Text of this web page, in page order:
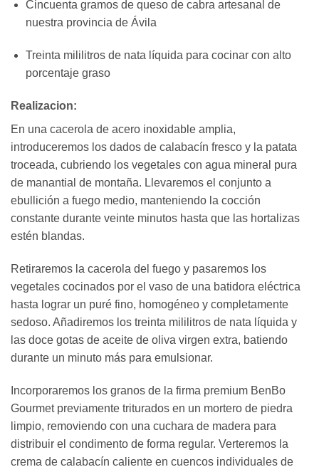
Cincuenta gramos de queso de cabra artesanal de
nuestra provincia de Ávila
Treinta mililitros de nata líquida para cocinar con alto
porcentaje graso
Realizacion:
En una cacerola de acero inoxidable amplia,
introduceremos los dados de calabacín fresco y la patata
troceada, cubriendo los vegetales con agua mineral pura
de manantial de montaña. Llevaremos el conjunto a
ebullición a fuego medio, manteniendo la cocción
constante durante veinte minutos hasta que las hortalizas
estén blandas.
Retiraremos la cacerola del fuego y pasaremos los
vegetales cocinados por el vaso de una batidora eléctrica
hasta lograr un puré fino, homogéneo y completamente
sedoso. Añadiremos los treinta mililitros de nata líquida y
las doce gotas de aceite de oliva virgen extra, batiendo
durante un minuto más para emulsionar.
Incorporaremos los granos de la firma premium BenBo
Gourmet previamente triturados en un mortero de piedra
limpio, removiendo con una cuchara de madera para
distribuir el condimento de forma regular. Verteremos la
crema de calabacín caliente en cuencos individuales de